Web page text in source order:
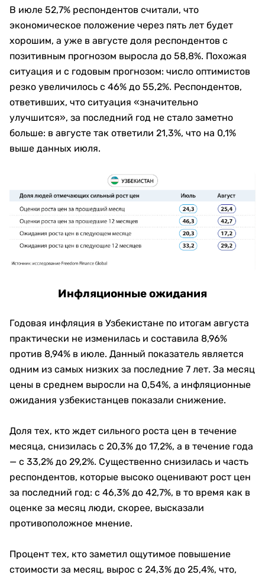
В июле 52,7% респондентов считали, что
экономическое положение через пять лет будет
хорошим, а уже в августе доля респондентов с
позитивным прогнозом выросла до 58,8%. Похожая
ситуация и с годовым прогнозом: число оптимистов
резко увеличилось с 46% до 55,2%. Респондентов,
ответивших, что ситуация «значительно
улучшится», за последний год не стало заметно
больше: в августе так ответили 21,3%, что на 0,1%
выше данных июля.
Инфляционные ожидания
Годовая инфляция в Узбекистане по итогам августа
практически не изменилась и составила 8,96%
против 8,94% в июле. Данный показатель является
одним из самых низких за последние 7 лет. За месяц
цены в среднем выросли на 0,54%, а инфляционные
ожидания узбекистанцев показали снижение.
Доля тех, кто ждет сильного роста цен в течение
месяца, снизилась с 20,3% до 17,2%, а в течение года
— с 33,2% до 29,2%. Существенно снизилась и часть
респондентов, которые высоко оценивают рост цен
за последний год: с 46,3% до 42,7%, в то время как в
оценке за месяц люди, скорее, высказали
противоположное мнение.
Процент тех, кто заметил ощутимое повышение
стоимости за месяц, вырос с 24,3% до 25,4%, что,